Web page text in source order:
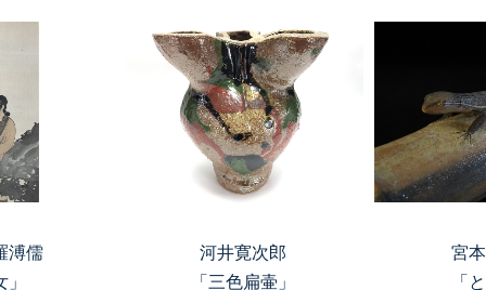
溥儒
河井寛次郎
「三色扁壷」
宮
「